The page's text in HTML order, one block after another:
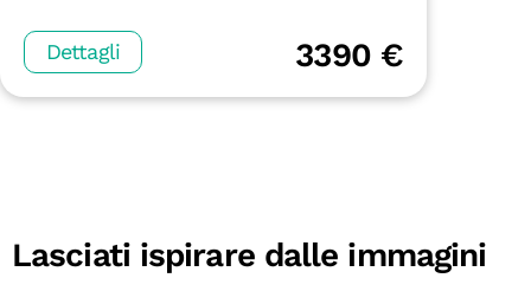
Dettagli 3390 €
Lasciati ispirare dalle immagini